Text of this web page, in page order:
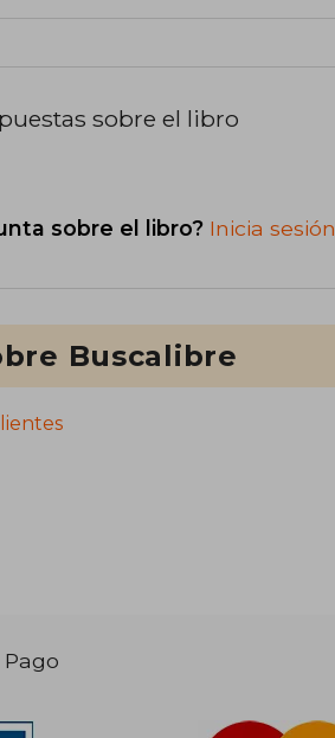
sobre el libro
sobre el libro? Inicia sesión
Buscalibre